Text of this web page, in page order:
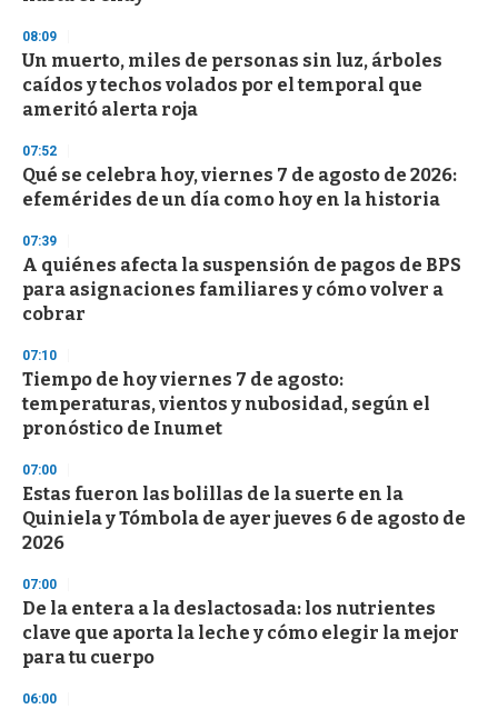
s
e
c
o
n
08:09
Un muerto, miles de personas sin luz, árboles
caídos y techos volados por el temporal que
ameritó alerta roja
07:52
Qué se celebra hoy, viernes 7 de agosto de 2026:
efemérides de un día como hoy en la historia
07:39
A quiénes afecta la suspensión de pagos de BPS
para asignaciones familiares y cómo volver a
cobrar
07:10
Tiempo de hoy viernes 7 de agosto:
temperaturas, vientos y nubosidad, según el
pronóstico de Inumet
07:00
Estas fueron las bolillas de la suerte en la
Quiniela y Tómbola de ayer jueves 6 de agosto de
2026
07:00
De la entera a la deslactosada: los nutrientes
clave que aporta la leche y cómo elegir la mejor
para tu cuerpo
06:00